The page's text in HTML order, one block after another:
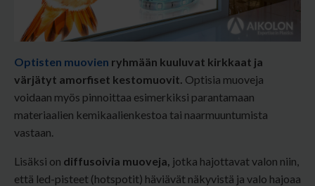
Optisten muovien ryhmään kuuluvat kirkkaat ja
värjätyt amorfiset kestomuovit. Optisia muoveja
voidaan myös pinnoittaa esimerkiksi parantamaan
materiaalien kemikaalienkestoa tai naarmuuntumista
vastaan.
Lisäksi on diffusoivia muoveja, jotka hajottavat valon niin,
että led-pisteet (hotspotit) häviävät näkyvistä ja valo hajoaa